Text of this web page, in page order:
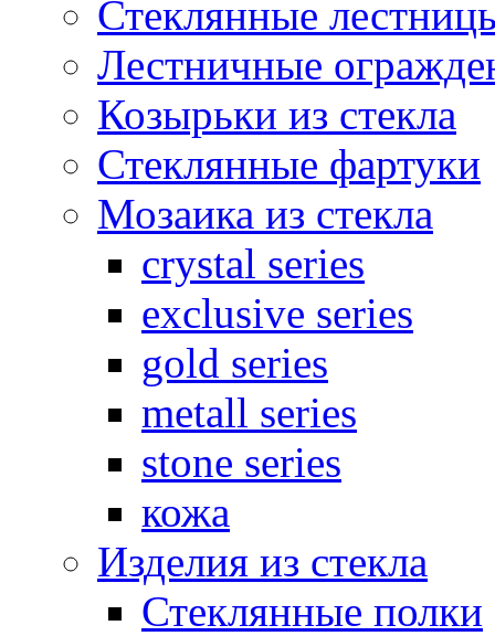
Стеклянные
Лестничные
Козырьки из стекла
Стеклянные фартуки
Мозаика из стекла
crystal series
exclusive series
gold series
metall series
stone series
кожа
Изделия из стекла
Стеклянные полки